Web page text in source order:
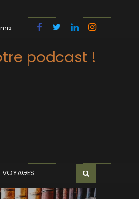
podcast !
VOYAGES